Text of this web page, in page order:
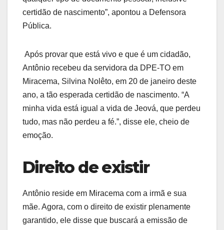
certidão de nascimento”, apontou a Defensora
Pública.
Após provar que está vivo e que é um cidadão,
Antônio recebeu da servidora da DPE-TO em
Miracema, Silvina Nolêto, em 20 de janeiro deste
ano, a tão esperada certidão de nascimento. “A
minha vida está igual a vida de Jeová, que perdeu
tudo, mas não perdeu a fé.”, disse ele, cheio de
emoção.
Direito de existir
Antônio reside em Miracema com a irmã e sua
mãe. Agora, com o direito de existir plenamente
garantido, ele disse que buscará a emissão de